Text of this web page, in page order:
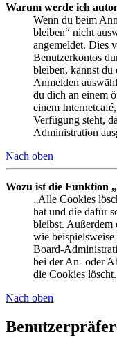
Warum werde ich
Wenn du beim
bleiben“ nicht
angemeldet. Dies
Benutzerkontos
bleiben, kannst du
Anmelden
du dich an einem
einem
Verfügung steht,
Administration
Nach oben
Wozu ist die Funktion
„Alle Cookies
hat und die dafür
bleibst. Außerdem
wie beispielsweise
Board-
bei der An- oder
die Cookies löscht.
Nach oben